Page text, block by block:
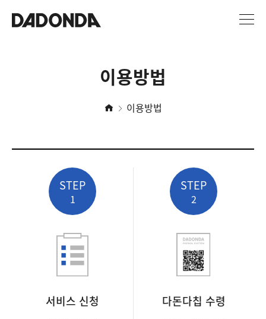
이용방법
이용방법
STEP
1
서비스 신청
STEP
2
다돈다칩 수령